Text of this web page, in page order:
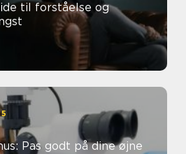
til forståelse og
Pas godt på dine øjne